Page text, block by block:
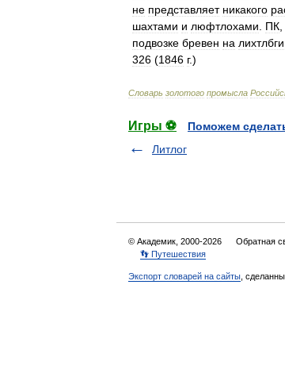
не представляет никакого
шахтами и люфтлохами ПК
подвозке бревен на лихтлбги
326 (1846 г.)
Словарь золотого промысла
Игры ⚽
Поможем
Литлог
© Академик, 2000-2026 Обратная
👣 Путешествия
Экспорт словарей на сайты ,